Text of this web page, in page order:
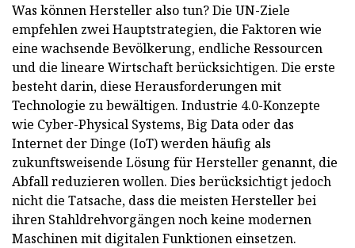
Was können Hersteller also tun? Die UN-Ziele
empfehlen zwei Hauptstrategien, die Faktoren wie
eine wachsende Bevölkerung, endliche Ressourcen
und die lineare Wirtschaft berücksichtigen. Die erste
besteht darin, diese Herausforderungen mit
Technologie zu bewältigen. Industrie 4.0-Konzepte
wie Cyber-Physical Systems, Big Data oder das
Internet der Dinge (IoT) werden häufig als
zukunftsweisende Lösung für Hersteller genannt, die
Abfall reduzieren wollen. Dies berücksichtigt jedoch
nicht die Tatsache, dass die meisten Hersteller bei
ihren Stahldrehvorgängen noch keine modernen
Maschinen mit digitalen Funktionen einsetzen.